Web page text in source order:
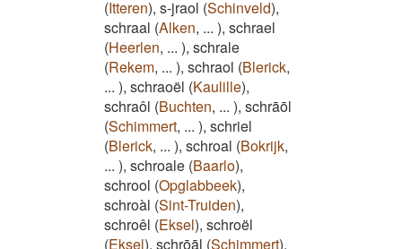
(Itteren), s-jraol (Schinveld),
schraal (Alken, ... ), schrael
(Heerlen, ... ), schrale
(Rekem, ... ), schraol (Blerick,
... ), schraoël (Kaulille),
schraôl (Buchten, ... ), schrāōl
(Schimmert, ... ), schriel
(Blerick, ... ), schroal (Bokrijk,
... ), schroale (Baarlo),
schrool (Opglabbeek),
schroàl (Sint-Truiden),
schroêl (Eksel), schroël
(Eksel), schrōāl (Schimmert),